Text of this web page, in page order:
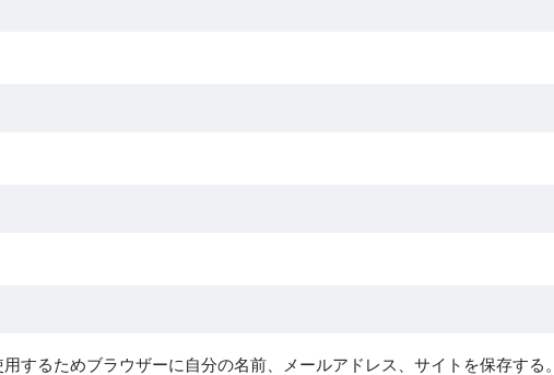
するためブラウザーに自分の名前、メールアドレス、サイトを保存する。